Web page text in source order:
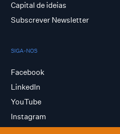
Capital de ideias
Subscrever Newsletter
SIGA-NOS
Facebook
LinkedIn
YouTube
Instagram